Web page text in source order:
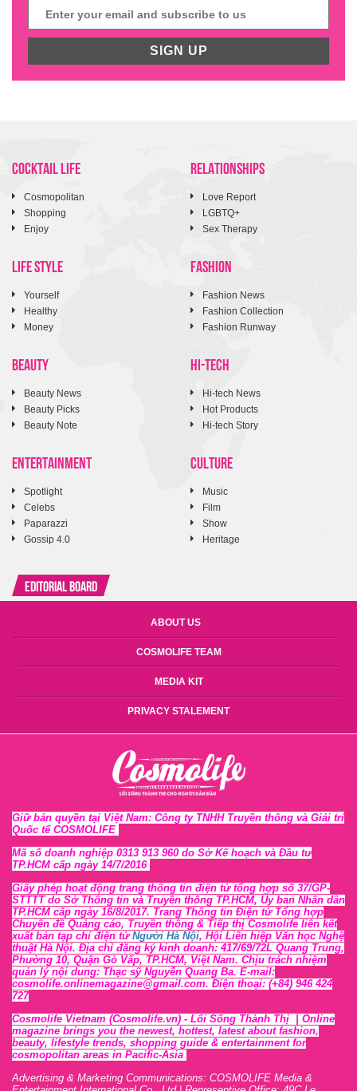
SIGN UP
COCKTAIL LIFE
Cosmopolitan
Shopping
Enjoy
RELATIONSHIPS
Love Report
LGBTQ+
Sex Therapy
LIFE STYLE
Yourself
Healthy
Money
FASHION
Fashion News
Fashion Collection
Fashion Runway
BEAUTY
Beauty News
Beauty Picks
Beauty Note
HI-TECH
Hi-tech News
Hot Products
Hi-tech Story
ENTERTAINMENT
Spotlight
Celebs
Paparazzi
Gossip 4.0
CULTURE
Music
Film
Show
Heritage
Editorial Board
ABOUT US
COSMOLIFE TEAM
MEDIA KIT
PRIVACY STALEMENT
Giữ bản quyền tại Việt Nam: Công ty TNHH Truyền thông và Giải trí
Quốc tế COSMOLIFE
Mã số doanh nghiệp 0313 913 960 do Sở Kế hoạch và Đầu tư
TP.HCM cấp ngày 14/7/2016
Giấy phép hoạt động trang thông tin điện tử tổng hợp số 37/GP-
STTTT do Sở Thông tin và Truyền thông TP.HCM, Ủy ban Nhân dân
TP.HCM cấp ngày 16/8/2017. Trang Thông tin Điện tử Tổng hợp
Chuyên đề Quảng cáo, Truyền thông & Tiếp thị Cosmolife liên kết
xuất bản tạp chí điện tử Người Hà Nội, Hội Liên hiệp Văn học Nghệ
thuật Hà Nội. Địa chỉ đăng ký kinh doanh: 417/69/72L Quang Trung,
Phường 10, Quận Gò Vấp, TP.HCM, Việt Nam. Chịu trách nhiệm
quản lý nội dung: Thạc sỹ Nguyễn Quang Ba. E-mail:
cosmolife.onlinemagazine@gmail.com. Điện thoại: (+84) 946 424
727
Cosmolife Vietnam (Cosmolife.vn) - Lối Sống Thành Thị | Online
magazine brings you the newest, hottest, latest about fashion,
beauty, lifestyle trends, shopping guide & entertainment for
cosmopolitan areas in Pacific-Asia
Advertising & Marketing Communications: COSMOLIFE Media &